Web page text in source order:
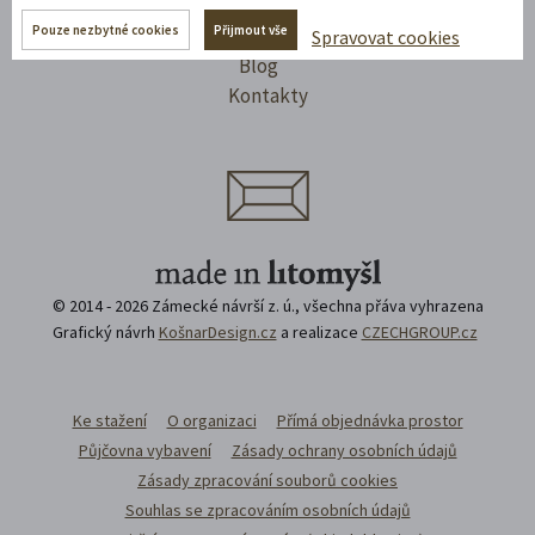
Výletím
Jsme Litomyšl
Blog
Kontakty
© 2014 - 2026 Zámecké návrší z. ú., všechna přáva vyhrazena
Grafický návrh KošnarDesign.cz a realizace CZECHGROUP.cz
Ke stažení O organizaci
Přímá objednávka prostor
Půjčovna vybavení
Zásady ochrany osobních údajů
Zásady zpracování souborů cookies
Souhlas se zpracováním osobních údajů
Pouze nezbytné cookies Přijmout vše Spravovat cookies